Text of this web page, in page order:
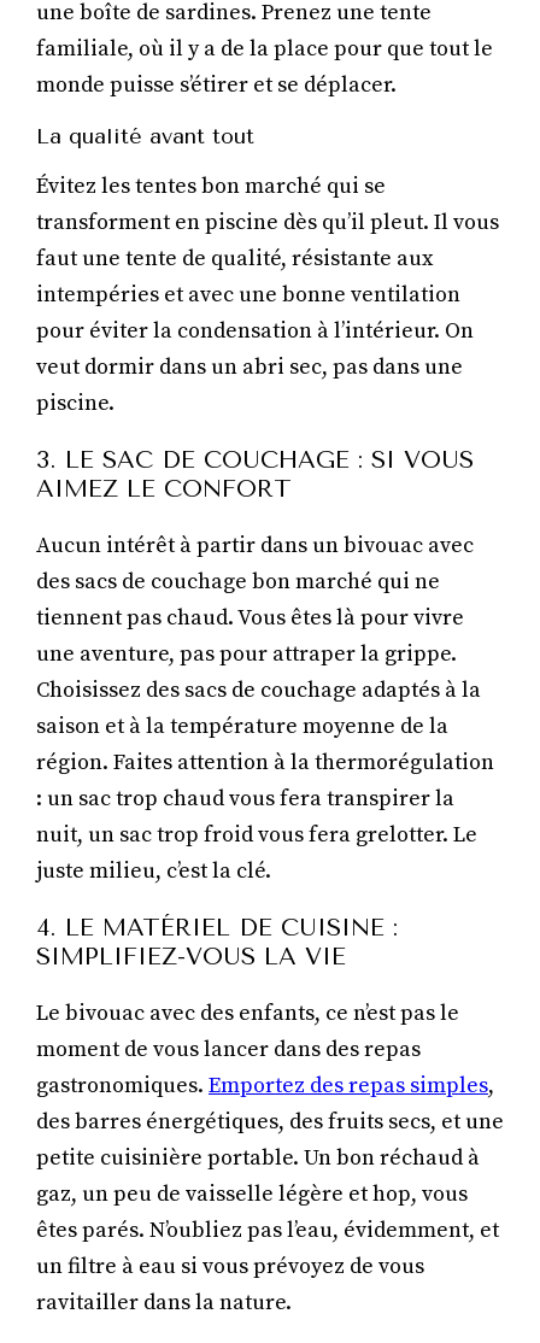
une boîte de sardines. Prenez une tente
familiale, où il y a de la place pour que tout le
monde puisse s’étirer et se déplacer.
La qualité avant tout
Évitez les tentes bon marché qui se
transforment en piscine dès qu’il pleut. Il vous
faut une tente de qualité, résistante aux
intempéries et avec une bonne ventilation
pour éviter la condensation à l’intérieur. On
veut dormir dans un abri sec, pas dans une
piscine.
3. LE SAC DE COUCHAGE : SI VOUS
AIMEZ LE CONFORT
Aucun intérêt à partir dans un bivouac avec
des sacs de couchage bon marché qui ne
tiennent pas chaud. Vous êtes là pour vivre
une aventure, pas pour attraper la grippe.
Choisissez des sacs de couchage adaptés à la
saison et à la température moyenne de la
région. Faites attention à la thermorégulation
: un sac trop chaud vous fera transpirer la
nuit, un sac trop froid vous fera grelotter. Le
juste milieu, c’est la clé.
4. LE MATÉRIEL DE CUISINE :
SIMPLIFIEZ-VOUS LA VIE
Le bivouac avec des enfants, ce n’est pas le
moment de vous lancer dans des repas
gastronomiques. Emportez des repas simples,
des barres énergétiques, des fruits secs, et une
petite cuisinière portable. Un bon réchaud à
gaz, un peu de vaisselle légère et hop, vous
êtes parés. N’oubliez pas l’eau, évidemment, et
un filtre à eau si vous prévoyez de vous
ravitailler dans la nature.